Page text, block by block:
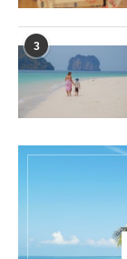
3